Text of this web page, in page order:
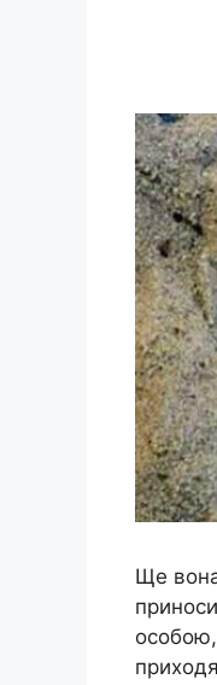
Ще
особою,